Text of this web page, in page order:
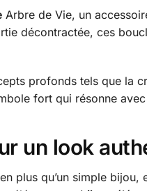
Arbre de Vie, un
décontractée, ces
profonds tels que la
fort qui résonne
un look
plus qu’un simple